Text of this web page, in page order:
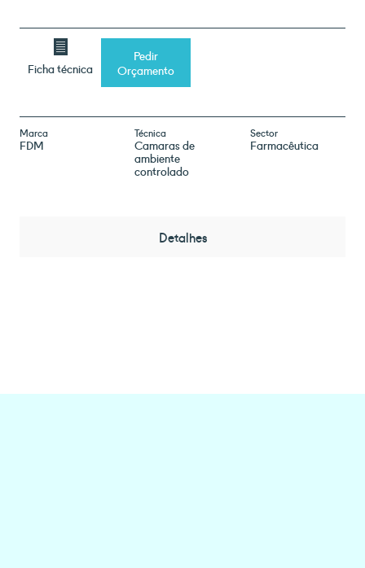
Ficha técnica
Pedir
Orçamento
Marca
FDM
Técnica
Camaras de
ambiente
controlado
Sector
Farmacêutica
Detalhes